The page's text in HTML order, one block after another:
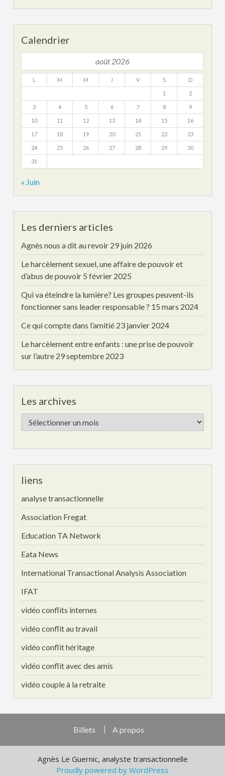
Calendrier
août 2026
L M M J V S D
1 2
3 4 5 6 7 8 9
10 11 12 13 14 15 16
17 18 19 20 21 22 23
24 25 26 27 28 29 30
31
« Juin
Les derniers articles
Agnès nous a dit au revoir 29 juin 2026
Le harcèlement sexuel, une affaire de pouvoir et
d’abus de pouvoir 5 février 2025
Qui va éteindre la lumière? Les groupes peuvent-ils
fonctionner sans leader responsable ? 15 mars 2024
Ce qui compte dans l’amitié 23 janvier 2024
Le harcèlement entre enfants : une prise de pouvoir
sur l’autre 29 septembre 2023
Les archives
Les
archives
liens
analyse transactionnelle
Association Fregat
Education TA Network
Eata News
International Transactional Analysis Association
IFAT
vidéo conflits internes
vidéo conflit au travail
vidéo conflit héritage
vidéo conflit avec des amis
vidéo couple à la retraite
Billets A propos
Agnès Le Guernic, analyste transactionnelle
Proudly powered by WordPress